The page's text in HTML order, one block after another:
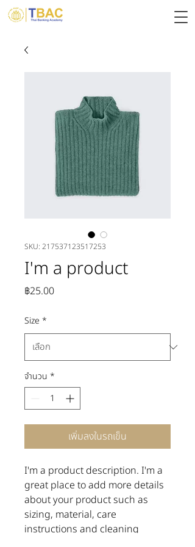
SKU: 217537123517253
I'm a product
฿25.00ราคา
Size *
จำนวน *
เพิ่มลงในรถเข็น
I'm a product description. I'm a
great place to add more details
about your product such as
sizing, material, care
instructions and cleaning